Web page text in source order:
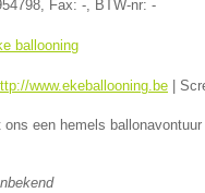
, Fax: -, BTW-nr: -
ballooning
www.ekeballooning.be
ons een hemels